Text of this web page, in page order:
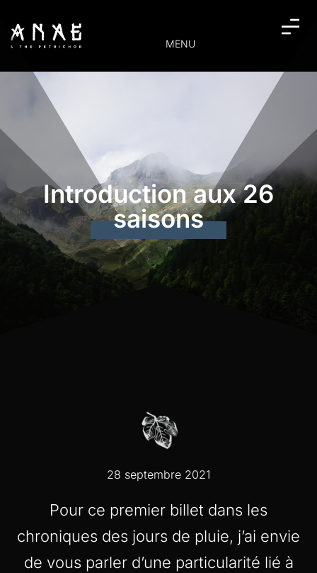
MENU
Introduction aux 26
saisons
28 septembre 2021
Pour ce premier billet dans les
chroniques des jours de pluie, j’ai envie
de vous parler d’une particularité lié à